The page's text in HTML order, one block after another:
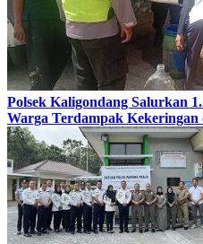
Polsek Kaligondang Salurkan
Warga Terdampak Kekeringan